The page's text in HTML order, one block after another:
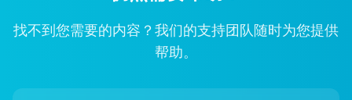
找不到您需要的内容？我们的支持团队随时为您提供
帮助。